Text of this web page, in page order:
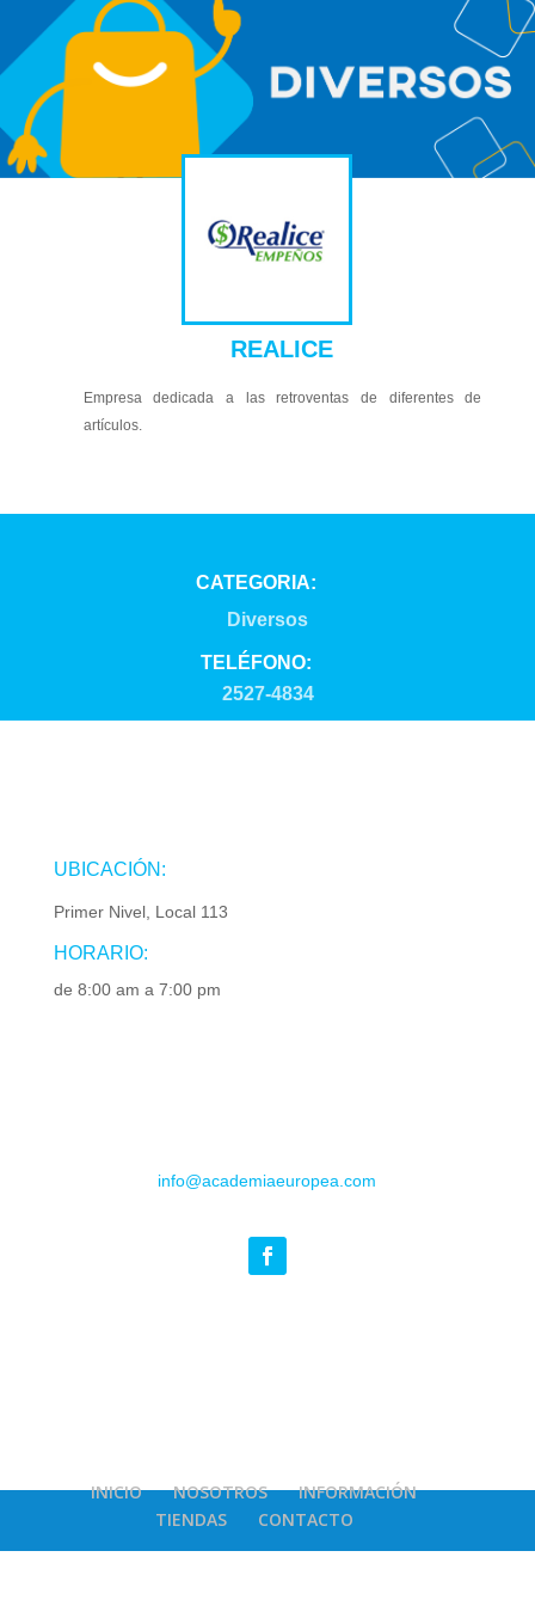
REALICE
Empresa dedicada a las retroventas de diferentes de
artículos.
CATEGORIA:
Diversos
TELÉFONO:
2527-4834
UBICACIÓN:
Primer Nivel, Local 113
HORARIO:
de 8:00 am a 7:00 pm
info@academiaeuropea.com
INICIO NOSOTROS
INFORMACIÓN
TIENDAS
CONTACTO